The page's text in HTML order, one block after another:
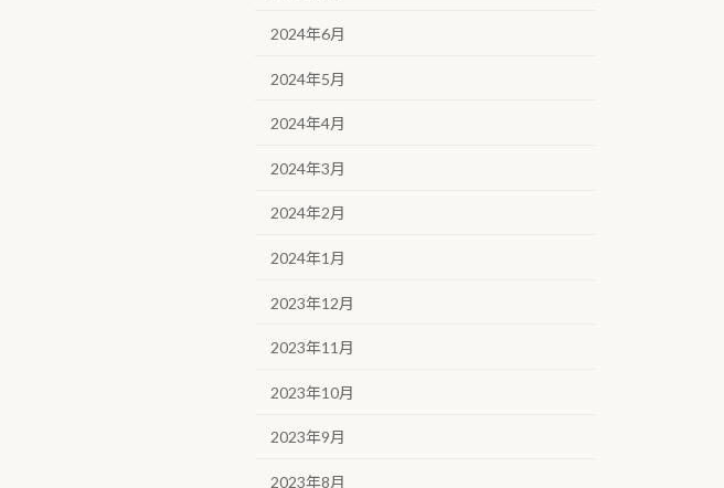
2024年6月
2024年5月
2024年4月
2024年3月
2024年2月
2024年1月
2023年12月
2023年11月
2023年10月
2023年9月
2023年8月